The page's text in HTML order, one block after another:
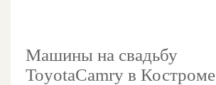
Машины на свадьбу
ToyotaCamry в Костроме